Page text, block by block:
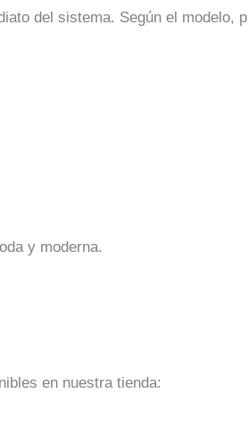
del sistema. Según el modelo,
y moderna.
en nuestra tienda: